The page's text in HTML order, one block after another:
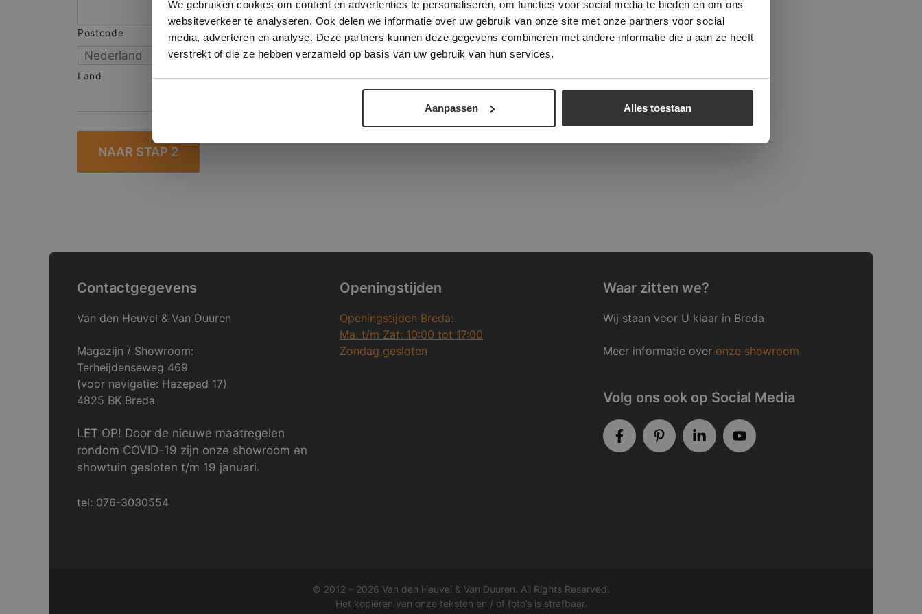
We gebruiken cookies om content en advertenties te personaliseren, om functies voor social media te bieden en om ons
websiteverkeer te analyseren. Ook delen we informatie over uw gebruik van onze site met onze partners voor social
media, adverteren en analyse. Deze partners kunnen deze gegevens combineren met andere informatie die u aan ze heeft
verstrekt of die ze hebben verzameld op basis van uw gebruik van hun services.
Aanpassen Alles toestaan
Postcode Stad
Land
Contactgegevens
Van den Heuvel & Van Duuren
Magazijn / Showroom:
Terheijdenseweg 469
(voor navigatie: Hazepad 17)
4825 BK Breda
LET OP! Door de nieuwe maatregelen
rondom COVID-19 zijn onze showroom en
showtuin gesloten t/m 19 januari.
tel: 076-3030554
Openingstijden
Openingstijden Breda:
Ma. t/m Zat: 10:00 tot 17:00
Zondag gesloten
Waar zitten we?
Wij staan voor U klaar in Breda
Meer informatie over onze showroom
Volg ons ook op Social Media
© 2012 – 2026 Van den Heuvel & Van Duuren. All Rights Reserved.
Het kopiëren van onze teksten en / of foto’s is strafbaar.
verder
ALLES ACCEPTEREN ALLES AFWIJZEN